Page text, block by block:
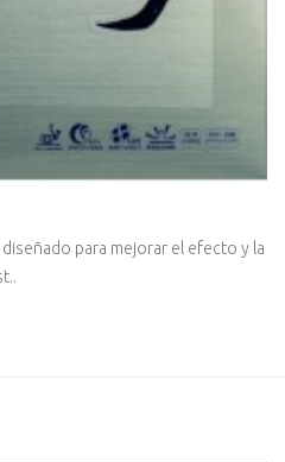
para mejorar el efecto y la